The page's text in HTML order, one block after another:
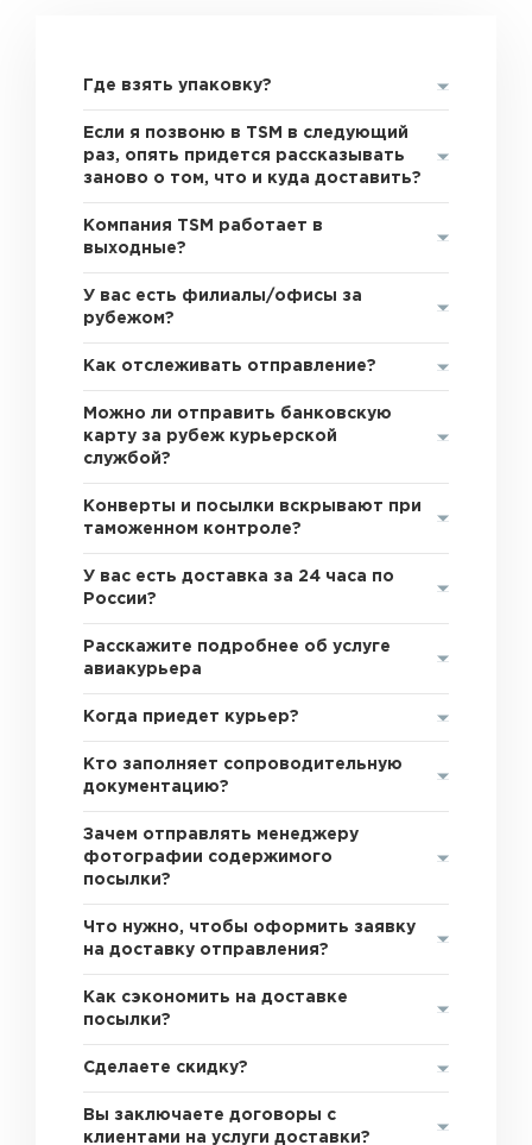
Где взять упаковку?
Если я позвоню в TSM в следующий
раз, опять придется рассказывать
заново о том, что и куда доставить?
Компания TSM работает в
выходные?
У вас есть филиалы/офисы за
рубежом?
Как отслеживать отправление?
Можно ли отправить банковскую
карту за рубеж курьерской
службой?
Конверты и посылки вскрывают при
таможенном контроле?
У вас есть доставка за 24 часа по
России?
Расскажите подробнее об услуге
авиакурьера
Когда приедет курьер?
Кто заполняет сопроводительную
документацию?
Зачем отправлять менеджеру
фотографии содержимого
посылки?
Что нужно, чтобы оформить заявку
на доставку отправления?
Как сэкономить на доставке
посылки?
Сделаете скидку?
Вы заключаете договоры с
клиентами на услуги доставки?